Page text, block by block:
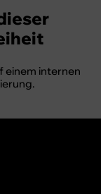
einem internen